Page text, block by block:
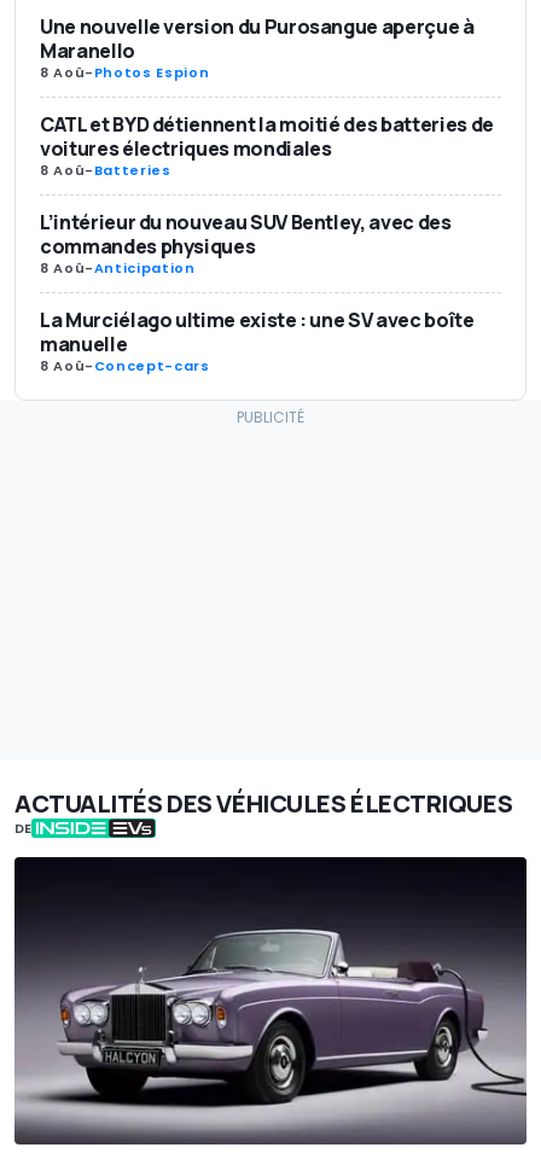
Une nouvelle version du Purosangue aperçue à
Maranello
8 Aoû-Photos Espion
CATL et BYD détiennent la moitié des batteries de
voitures électriques mondiales
8 Aoû-Batteries
L’intérieur du nouveau SUV Bentley, avec des
commandes physiques
8 Aoû-Anticipation
La Murciélago ultime existe : une SV avec boîte
manuelle
8 Aoû-Concept-cars
ACTUALITÉS DES VÉHICULES ÉLECTRIQUES
DE